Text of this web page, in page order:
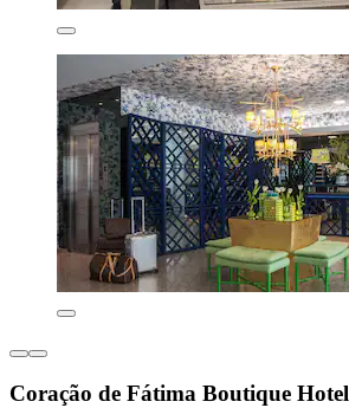
Coração de Fátima Boutique Hotel